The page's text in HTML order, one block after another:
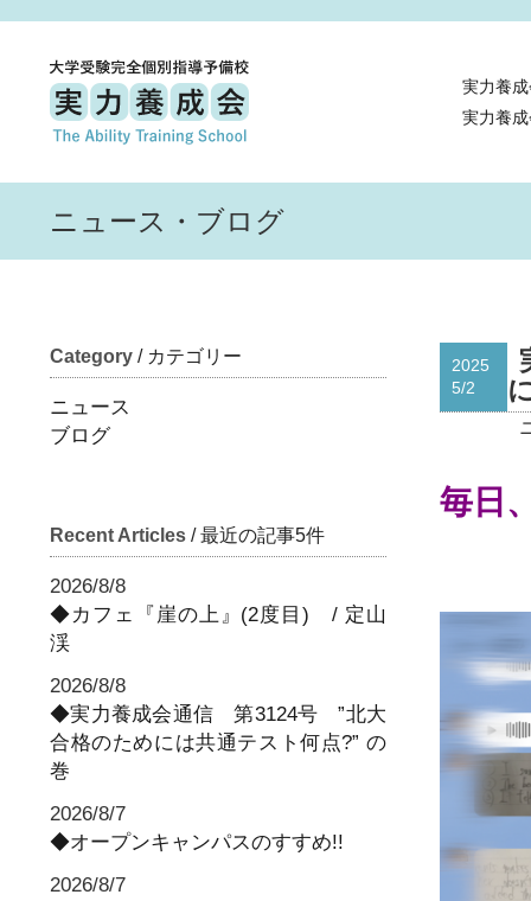
実力養
実力養
ニュース・ブログ
Category / カテゴリー
ニュース
ブログ
Recent Articles / 最近の記事5件
2026/8/8
◆カフェ『崖の上』(2度目) / 定山
渓
2026/8/8
◆実力養成会通信 第3124号 ”北大
合格のためには共通テスト何点?” の
巻
2026/8/7
◆オープンキャンパスのすすめ!!
2026/8/7
2025
5/2
毎日